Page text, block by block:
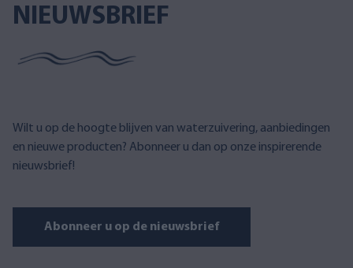
NIEUWSBRIEF
Wilt u op de hoogte blijven van waterzuivering, aanbiedingen
en nieuwe producten? Abonneer u dan op onze inspirerende
nieuwsbrief!
Abonneer u op de nieuwsbrief